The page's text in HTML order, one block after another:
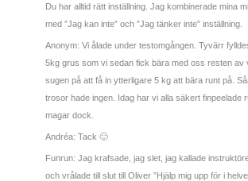
Du har alltid rätt inställning. Jag kombinerade mina
med ”Jag kan inte” och ”Jag tänker inte” inställning.
Anonym: Vi ålade under testomgången. Tyvärr
5kg grus som vi sedan fick bära med oss resten av
sugen på att få in ytterligare 5 kg att bära runt på.
trosor hade ingen. Idag har vi alla säkert finpeelade
magar dock.
Andréa: Tack 🙂
Funrun: Jag krafsade, jag slet, jag kallade
och vrålade till slut till Oliver ”Hjälp mig upp för i